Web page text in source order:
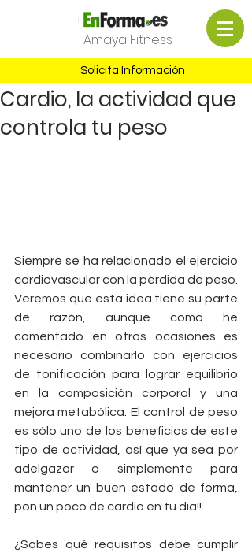
Amaya Fitness
Solicita Información
Cardio, la actividad que
controla tu peso
Siempre se ha relacionado el ejercicio
cardiovascular con la pérdida de peso.
Veremos que esta idea tiene su parte
de razón, aunque como he
comentado en otras ocasiones es
necesario combinarlo con ejercicios
de tonificación para lograr equilibrio
en la composición corporal y una
mejora metabólica. El control de peso
es sólo uno de los beneficios de este
tipo de actividad, así que ya sea por
adelgazar o simplemente para
mantener un buen estado de forma,
pon un poco de cardio en tu día!!
¿Sabes qué requisitos debe cumplir